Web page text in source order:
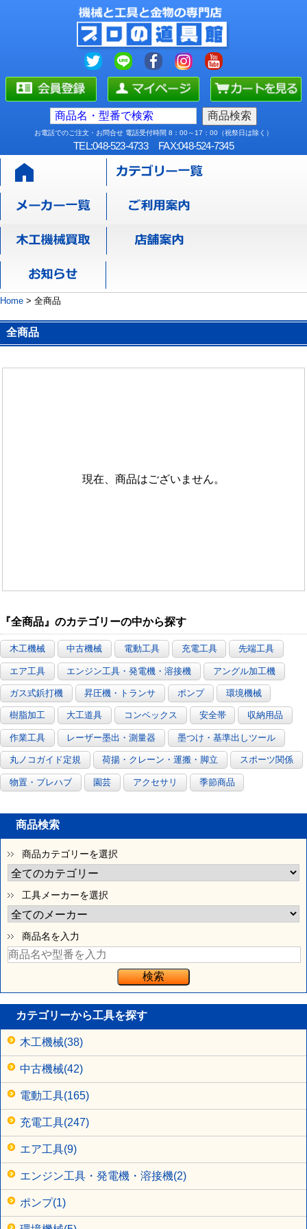
お電話でのご注文・お問合せ 電話受付時間 8：00～17：00（祝祭日は除く）
TEL:048-523-4733 FAX:048-524-7345
Home > 全商品
全商品
現在、商品はございません。
『全商品』のカテゴリーの中から探す
木工機械 中古機械 電動工具 充電工具 先端工具
エア工具 エンジン工具・発電機・溶接機 アングル加工機
ガス式鋲打機 昇圧機・トランサ ポンプ 環境機械
樹脂加工 大工道具 コンベックス 安全帯 収納用品
作業工具 レーザー墨出・測量器 墨つけ・基準出しツール
丸ノコガイド定規 荷揚・クレーン・運搬・脚立 スポーツ関係
物置・プレハブ 園芸 アクセサリ 季節商品
商品検索
商品カテゴリーを選択
工具メーカーを選択
商品名を入力
カテゴリーから工具を探す
木工機械(38)
中古機械(42)
電動工具(165)
充電工具(247)
エア工具(9)
エンジン工具・発電機・溶接機(2)
ポンプ(1)